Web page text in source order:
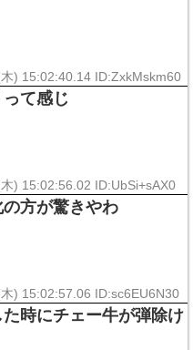
) 15:02:40.14 ID:ZxkMskm60
て感じ
) 15:02:56.02 ID:UbSi+sAX0
方が驚きやわ
) 15:02:57.06 ID:sc6EU6N30
時にチェー牛が弾除け